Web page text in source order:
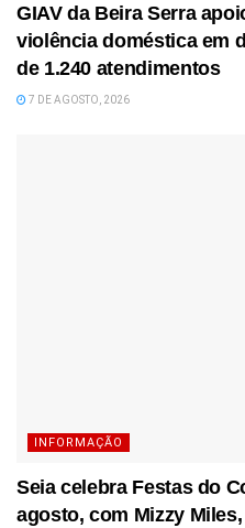
GIAV da Beira Serra
violência doméstica em
de 1.240 atendimentos
7 DE AGOSTO, 2026
INFORMAÇÃO
Seia celebra Festas do
agosto, com Mizzy